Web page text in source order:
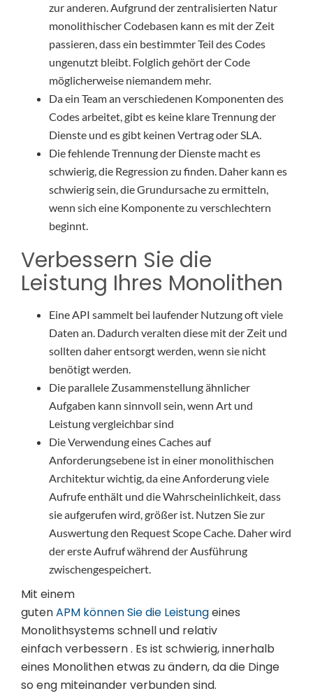
zur anderen. Aufgrund der zentralisierten Natur
monolithischer Codebasen kann es mit der Zeit
passieren, dass ein bestimmter Teil des Codes
ungenutzt bleibt. Folglich gehört der Code
möglicherweise niemandem mehr.
Da ein Team an verschiedenen Komponenten des
Codes arbeitet, gibt es keine klare Trennung der
Dienste und es gibt keinen Vertrag oder SLA.
Die fehlende Trennung der Dienste macht es
schwierig, die Regression zu finden. Daher kann es
schwierig sein, die Grundursache zu ermitteln,
wenn sich eine Komponente zu verschlechtern
beginnt.
Verbessern Sie die
Leistung Ihres Monolithen
Eine API sammelt bei laufender Nutzung oft viele
Daten an. Dadurch veralten diese mit der Zeit und
sollten daher entsorgt werden, wenn sie nicht
benötigt werden.
Die parallele Zusammenstellung ähnlicher
Aufgaben kann sinnvoll sein, wenn Art und
Leistung vergleichbar sind
Die Verwendung eines Caches auf
Anforderungsebene ist in einer monolithischen
Architektur wichtig, da eine Anforderung viele
Aufrufe enthält und die Wahrscheinlichkeit, dass
sie aufgerufen wird, größer ist. Nutzen Sie zur
Auswertung den Request Scope Cache. Daher wird
der erste Aufruf während der Ausführung
zwischengespeichert.
Mit einem
gutenAPM können Sie die Leistungeines
Monolithsystems schnell und relativ
einfach verbessern . Es ist schwierig, innerhalb
eines Monolithen etwas zu ändern, da die Dinge
so eng miteinander verbunden sind.